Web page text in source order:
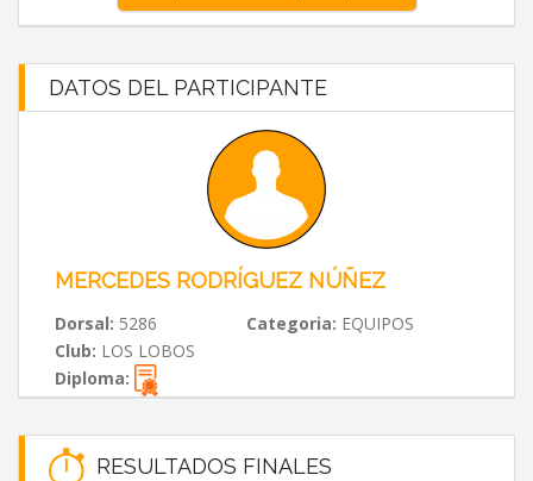
DATOS DEL PARTICIPANTE
MERCEDES RODRÍGUEZ NÚÑEZ
Dorsal: 5286 Categoria: EQUIPOS
Club: LOS LOBOS
Diploma:
RESULTADOS FINALES